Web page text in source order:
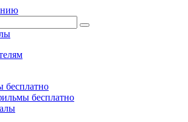
бесплатно
бесплатно